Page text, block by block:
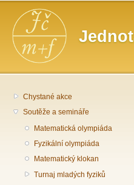
Hlavní menu
Chystané akce
Soutěže a semináře
Matematická olympiáda
Fyzikální olympiáda
Matematický klokan
Turnaj mladých fyziků